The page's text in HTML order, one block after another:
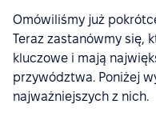
Omówiliśmy już
Teraz zastanówmy się,
kluczowe i mają
przywództwa. Poniżej
najważniejszych z nich.